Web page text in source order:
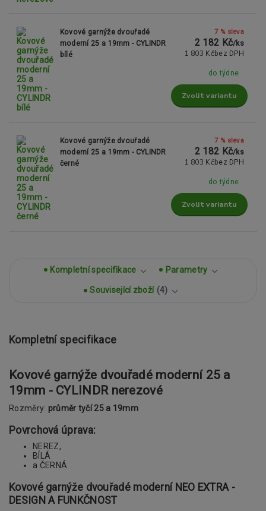
Kovové garnýže dvouřadé
moderní 25 a 19mm - CYLINDR
bílé
7 % sleva
2 182 Kč/ks
1 803 Kč bez DPH
do týdne
Zvolit variantu
Kovové garnýže dvouřadé
moderní 25 a 19mm - CYLINDR
černé
7 % sleva
2 182 Kč/ks
1 803 Kč bez DPH
do týdne
Zvolit variantu
Kompletní specifikace Parametry
Související zboží 4
Kompletní specifikace
Kovové garnýže dvouřadé moderní 25 a
19mm - CYLINDR nerezové
Rozměry: průměr tyčí 25 a 19mm
Povrchová úprava:
NEREZ,
BÍLÁ
a ČERNÁ
Kovové garnýže dvouřadé moderní NEO EXTRA -
DESIGN A FUNKČNOST